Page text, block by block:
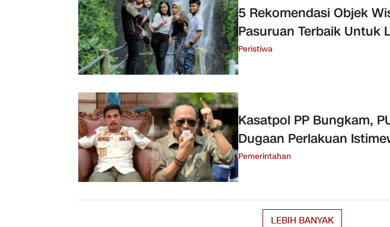
5 Rekomendasi Objek
Pasuruan Terbaik Untuk
Peristiwa
Kasatpol PP Bungkam,
Dugaan Perlakuan
Pemerintahan
LEBIH BANYAK